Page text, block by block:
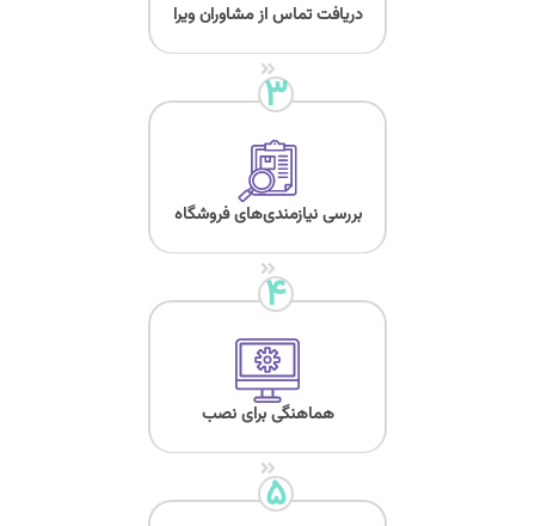
دریافت تماس از مشاوران ویرا
۳
بررسی نیازمندی‌های فروشگاه
۴
هماهنگی برای نصب
۵